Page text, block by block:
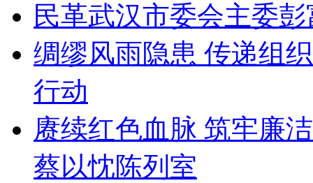
民革武汉市委会主委
绸缪风雨隐患 传递组
行动
赓续红色血脉 筑牢廉
蔡以忱陈列室